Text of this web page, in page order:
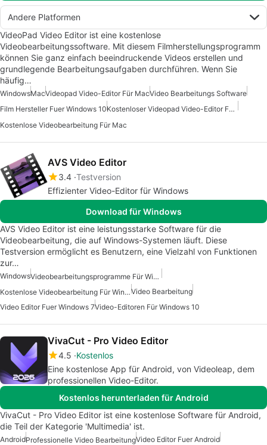
Andere Platformen
VideoPad Video Editor ist eine kostenlose
Videobearbeitungssoftware. Mit diesem Filmherstellungsprogramm
können Sie ganz einfach beeindruckende Videos erstellen und
grundlegende Bearbeitungsaufgaben durchführen. Wenn Sie
häufig…
WindowsMacVideopad Video-Editor Für MacVideo Bearbeitungs Software
Film Hersteller Fuer Windows 10
Kostenloser Videopad Video-Editor Für Mac
Kostenlose Videobearbeitung Für Mac
AVS Video Editor
3.4 Testversion
Effizienter Video-Editor für Windows
Download für Windows
AVS Video Editor ist eine leistungsstarke Software für die
Videobearbeitung, die auf Windows-Systemen läuft. Diese
Testversion ermöglicht es Benutzern, eine Vielzahl von Funktionen
zur…
Windows
Videobearbeitungsprogramme Für Windows 7
Kostenlose Videobearbeitung Für WindowsVideo Bearbeitung
Video Editor Fuer Windows 7Video-Editoren Für Windows 10
VivaCut - Pro Video Editor
4.5 Kostenlos
Eine kostenlose App für Android, von Videoleap, dem
professionellen Video-Editor.
Kostenlos herunterladen für Android
VivaCut - Pro Video Editor ist eine kostenlose Software für Android,
die Teil der Kategorie 'Multimedia' ist.
AndroidProfessionelle Video BearbeitungVideo Editor Fuer Android